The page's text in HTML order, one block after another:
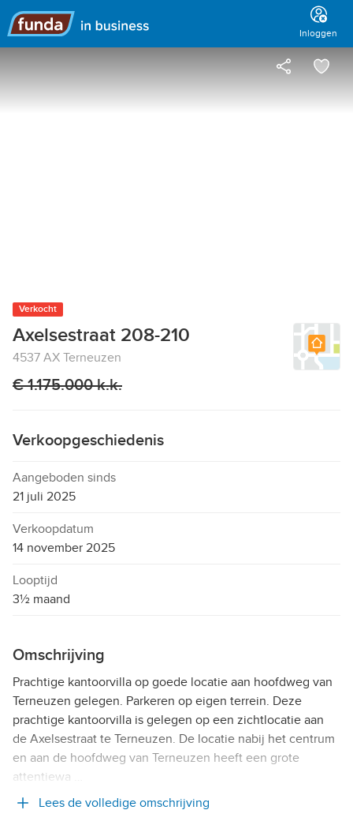
Hoofdmenu
Inloggen
Verkocht
Axelsestraat 208-210
4537 AX Terneuzen
€ 1.175.000 k.k.
Verkoopgeschiedenis
Aangeboden sinds
21 juli 2025
Verkoopdatum
14 november 2025
Looptijd
3½ maand
Omschrijving
Prachtige kantoorvilla op goede locatie aan hoofdweg van
Terneuzen gelegen. Parkeren op eigen terrein. Deze
prachtige kantoorvilla is gelegen op een zichtlocatie aan
de Axelsestraat te Terneuzen. De locatie nabij het centrum
en aan de hoofdweg van Terneuzen heeft een grote
attentiewa …
Lees de volledige omschrijving